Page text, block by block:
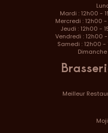
Mardi : 12h00 -
Mercredi : 12h00
Jeudi : 12h00 -
Vendredi : 12h00
Samedi : 12h00
Meilleur